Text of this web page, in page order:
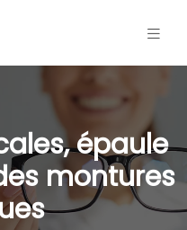
épaule
montures